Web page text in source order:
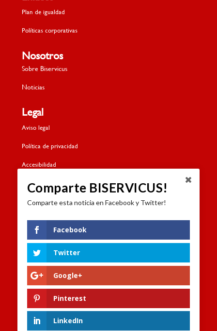
Plan de igualdad
Políticas corporativas
Nosotros
Sobre Biservicus
Noticias
Legal
Aviso legal
Política de privacidad
Accesibilidad
Política de cookies
Contacto
Formulario de contacto
Canal de denuncias
Comparte BISERVICUS!
Comparte esta noticia en Facebook y Twitter!
Facebook
Twitter
Google+
Pinterest
LinkedIn